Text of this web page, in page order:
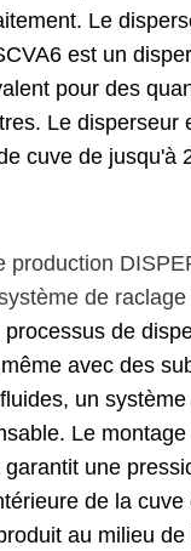
Le
est un
pour des
Le disperseur
cuve de jusqu'à
production
de
de
avec des
un
Le
une
de la cuve
au milieu